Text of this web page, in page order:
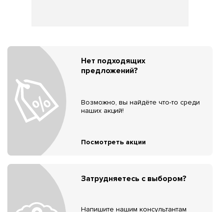
Нет подходящих
предложений?
Возможно, вы найдёте что-то среди
наших акций!
Посмотреть акции
Затрудняетесь с выбором?
Напишите нашим консультантам